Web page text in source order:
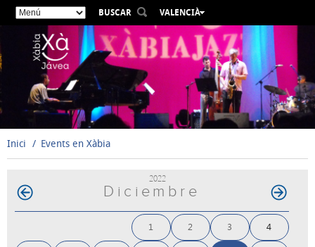
BUSCAR
VALENCIÀ
ESPAÑOL
ENGLISH
DEUTSCH
РУССКИЙ
Inici Events en Xàbia
2022
Diciembre
1 2 3 4